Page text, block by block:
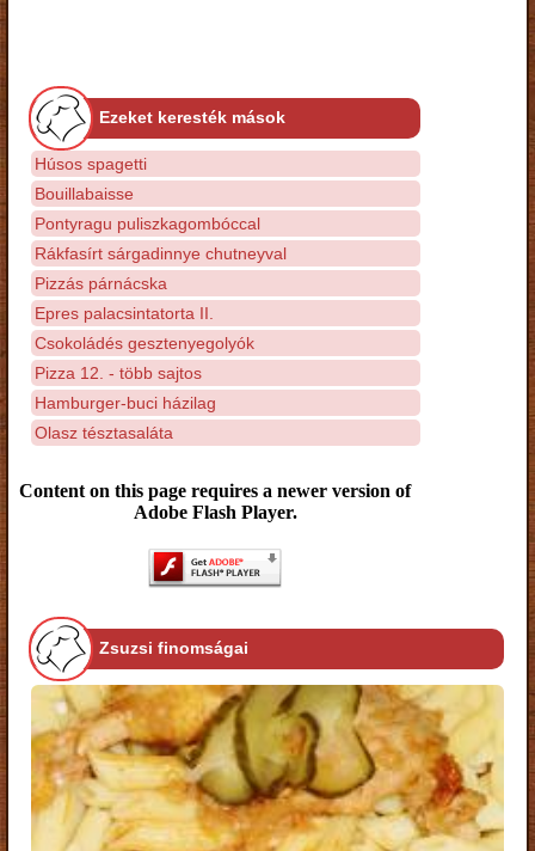
Ezeket keresték mások
Húsos spagetti
Bouillabaisse
Pontyragu puliszkagombóccal
Rákfasírt sárgadinnye chutneyval
Pizzás párnácska
Epres palacsintatorta II.
Csokoládés gesztenyegolyók
Pizza 12. - több sajtos
Hamburger-buci házilag
Olasz tésztasaláta
Content on this page requires a newer version of
Adobe Flash Player.
Zsuzsi finomságai